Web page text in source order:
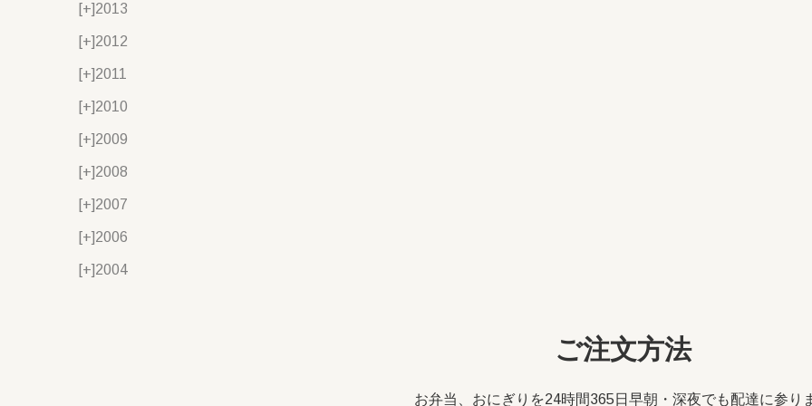
[+]2013
[+]2012
[+]2011
[+]2010
[+]2009
[+]2008
[+]2007
[+]2006
[+]2004
ご注文方法
お弁当、おにぎりを24時間365日早朝・深夜でも配達に参り